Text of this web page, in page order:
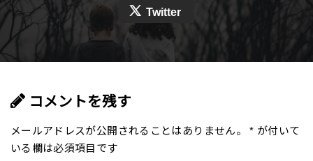
Twitter
コメントを残す
メールアドレスが公開されることはありません。 * が付いて
いる欄は必須項目です